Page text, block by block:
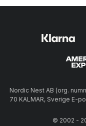
Nordic Nest AB (org.
70 KALMAR, Sverige E-
© 2002 -